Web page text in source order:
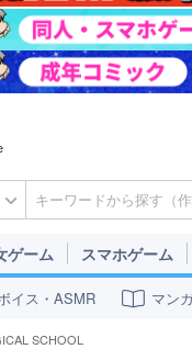
ゲーム スマホゲーム
イス・ASMR マン
SCHOOL